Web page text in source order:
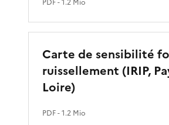
Carte de sensibilité
ruissellement (IRIP,
Loire)
PDF- 1.2 Mio